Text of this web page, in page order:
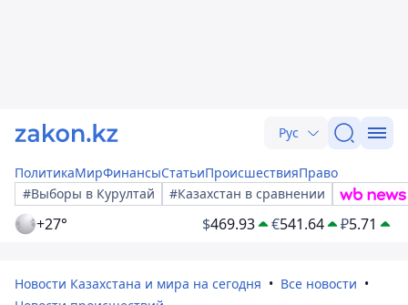
Рус
ПолитикаМирФинансыСтатьиПроисшествияПраво
#Выборы в Курултай
#Казахстан в сравнении
+27° $469.93 €541.64 ₽5.71
Новости Казахстана и мира на сегодня
Все новости